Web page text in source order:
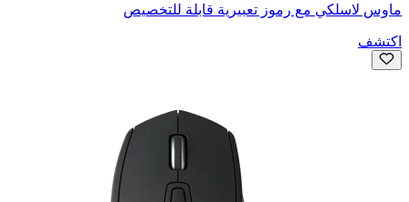
ماوس لاسلكي مع رموز تعبيرية قابلة للتخصيص
اكتشف